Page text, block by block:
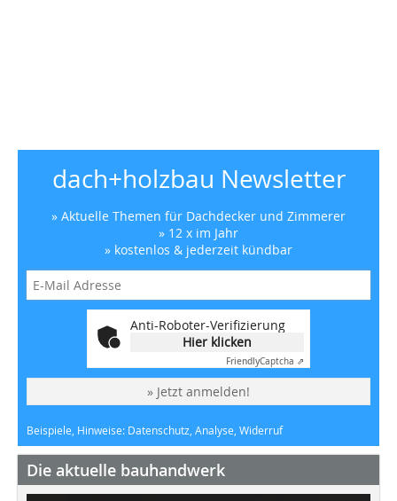
dach+holzbau Newsletter
» Aktuelle Themen für Dachdecker und Zimmerer
» 12 x im Jahr
» kostenlos & jederzeit kündbar
Anti-Roboter-Verifizierung
Hier klicken
FriendlyCaptcha ⇗
» Jetzt anmelden!
Beispiele, Hinweise: Datenschutz, Analyse, Widerruf
Die aktuelle bauhandwerk